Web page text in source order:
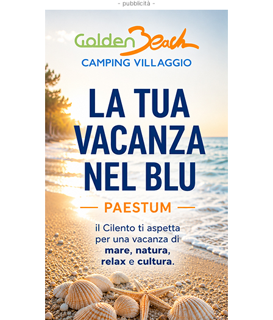
- pubblicità -